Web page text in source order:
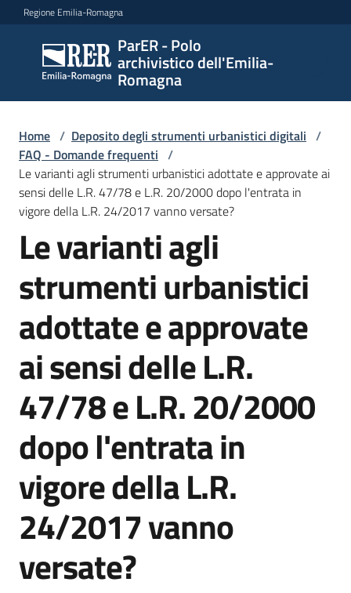
Vai al contenuto
Vai alla navigazione
Vai al footer
Regione Emilia-Romagna
ParER - Polo
archivistico dell'Emilia-
Romagna
ParER -
Polo
archivistico
Romagna
Polo
archivistico
Archivio
storico
Conservazione
Argomenti
Contatti
Home / Deposito degli strumenti urbanistici digitali /
FAQ - Domande frequenti /
Le varianti agli strumenti urbanistici adottate e approvate ai
sensi delle L.R. 47/78 e L.R. 20/2000 dopo l'entrata in
vigore della L.R. 24/2017 vanno versate?
Salta al contenuto
Le varianti agli
strumenti urbanistici
adottate e approvate
ai sensi delle L.R.
47/78 e L.R. 20/2000
dopo l'entrata in
vigore della L.R.
24/2017 vanno
versate?